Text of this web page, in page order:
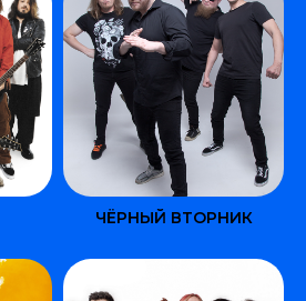
ЧЁРНЫЙ ВТОРНИК